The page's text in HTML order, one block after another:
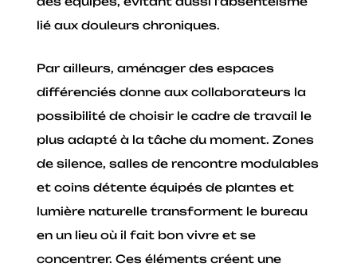
lié aux douleurs chroniques.
Par ailleurs, aménager des espaces
différenciés donne aux collaborateurs la
possibilité de choisir le cadre de travail le
plus adapté à la tâche du moment. Zones
de silence, salles de rencontre modulables
et coins détente équipés de plantes et
lumière naturelle transforment le bureau
en un lieu où il fait bon vivre et se
concentrer. Ces éléments créent une